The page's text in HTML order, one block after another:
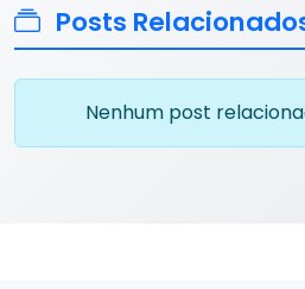
Posts
Nenhum post